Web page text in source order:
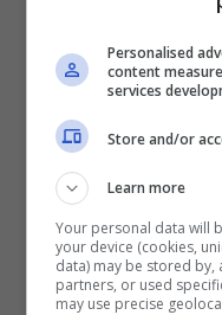
Concerto
Napoli, ecco il
Personalised
content
services
Store and/or
Learn more
Your personal data will
your device (cookies,
data) may be stored by,
partners, or used
may use precise